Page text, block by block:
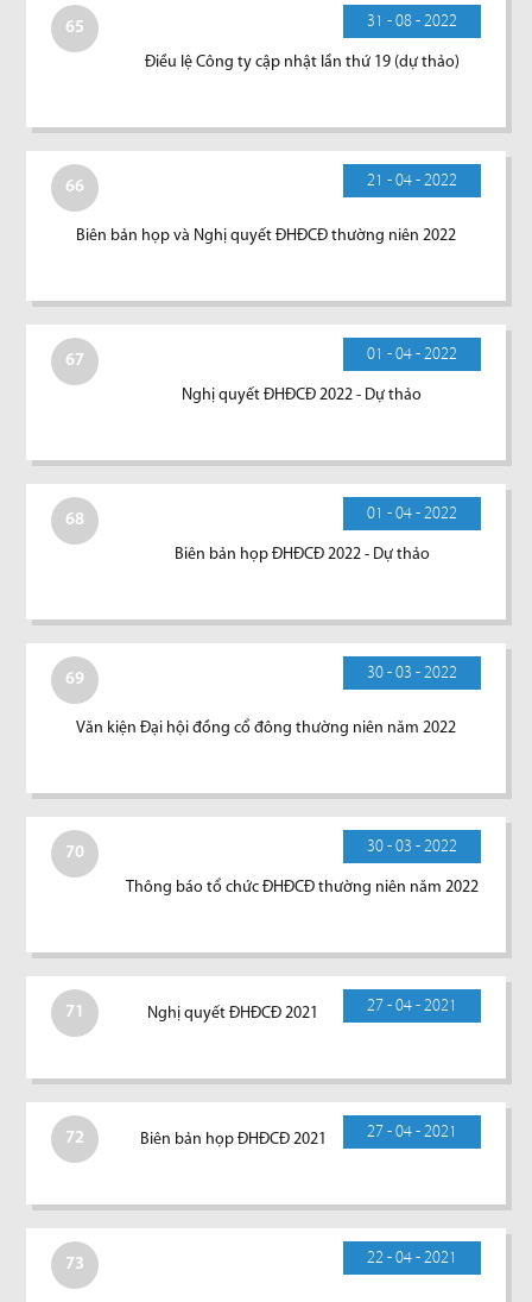
65 31 - 08 - 2022
Điều lệ Công ty cập nhật lần thứ 19 (dự thảo)
66 21 - 04 - 2022
Biên bản họp và Nghị quyết ĐHĐCĐ thường niên 2022
67 01 - 04 - 2022
Nghị quyết ĐHĐCĐ 2022 - Dự thảo
68 01 - 04 - 2022
Biên bản họp ĐHĐCĐ 2022 - Dự thảo
69 30 - 03 - 2022
Văn kiện Đại hội đồng cổ đông thường niên năm 2022
70 30 - 03 - 2022
Thông báo tổ chức ĐHĐCĐ thường niên năm 2022
71 27 - 04 - 2021
Nghị quyết ĐHĐCĐ 2021
72 27 - 04 - 2021
Biên bản họp ĐHĐCĐ 2021
73 22 - 04 - 2021